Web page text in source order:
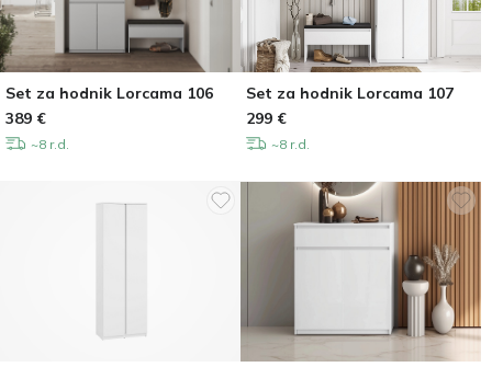
Set za hodnik Lorcama 106
389 €
~8 r.d.
Set za hodnik Lorcama 107
299 €
~8 r.d.